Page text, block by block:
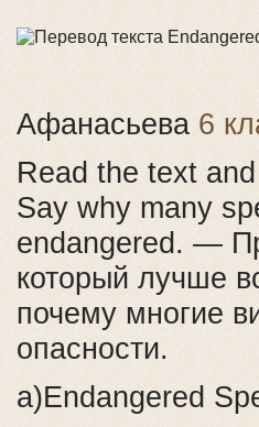
Афанасьева 6
Read the text
Say why many
endangered. —
который лучше
почему многие
опасности.
a)Endangered